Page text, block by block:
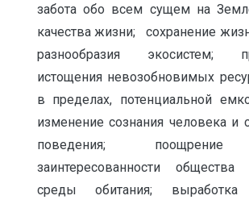
забота обо всем сущем на
качества жизни; сохранение
разнообразия экосистем;
истощения невозобновимых
в пределах, потенциальной
изменение сознания человека и
поведения; поощрение
заинтересованности
среды обитания; выработка